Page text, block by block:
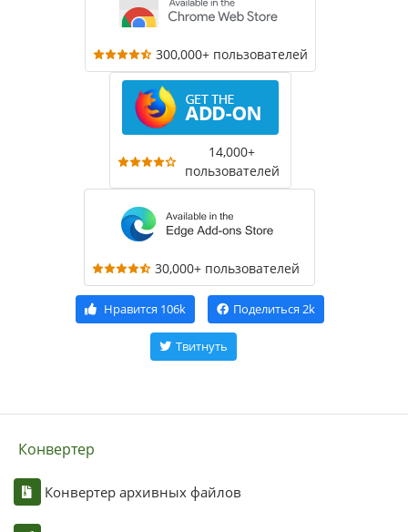
300,000+ пользователей
14,000+
пользователей
30,000+ пользователей
Нравится 106k Поделиться 2k
Твитнуть
Конвертер
Конвертер архивных файлов